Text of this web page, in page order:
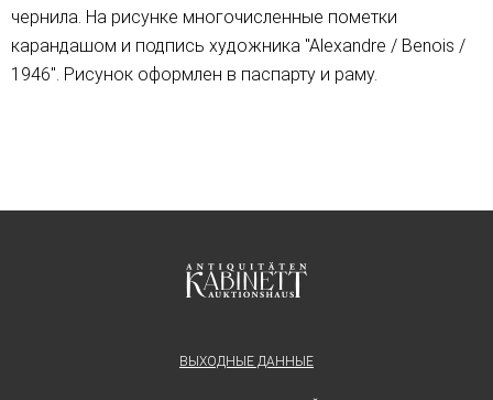
чернила. На рисунке многочисленные пометки
карандашом и подпись художника "Аlexandre / Benois /
1946". Рисунок оформлен в паспарту и раму.
ВЫХОДНЫЕ ДАННЫЕ